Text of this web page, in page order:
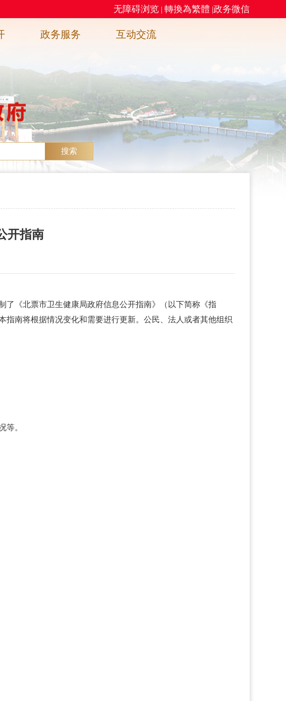
无障碍浏览 | 轉換為繁體 |政务微信
政务服务 互动交流
搜索
开指南
《北票市卫生健康局政府信息公开指南》（以下简称《指
南将根据情况变化和需要进行更新。公民、法人或者其他组织
等。